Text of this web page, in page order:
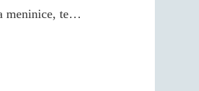
meninice, te…